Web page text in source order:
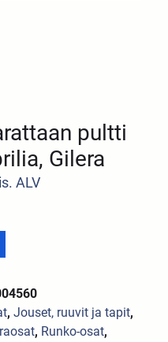
pultti
Gilera
ALV
,Jouset, ruuvit ja tapit,
, Runko-osat,